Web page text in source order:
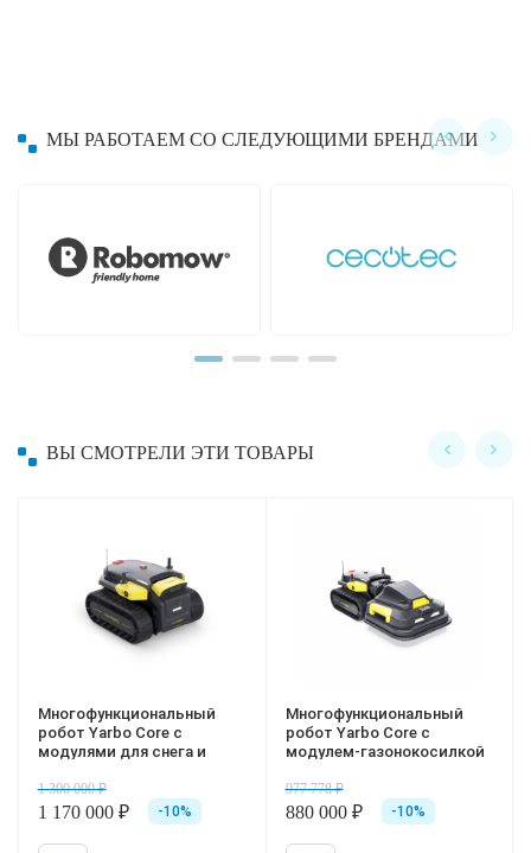
МЫ РАБОТАЕМ СО СЛЕДУЮЩИМИ БРЕНДАМИ
ВЫ СМОТРЕЛИ ЭТИ ТОВАРЫ
Многофункциональный
робот Yarbo Core с
модулями для снега и
1 300 000 ₽
1 170 000 ₽ -10%
Многофункциональный
робот Yarbo Core с
модулем-газонокосилкой
977 778 ₽
880 000 ₽ -10%